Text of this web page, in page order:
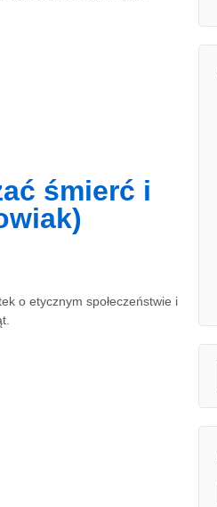
śmierć i
o etycznym społeczeństwie i